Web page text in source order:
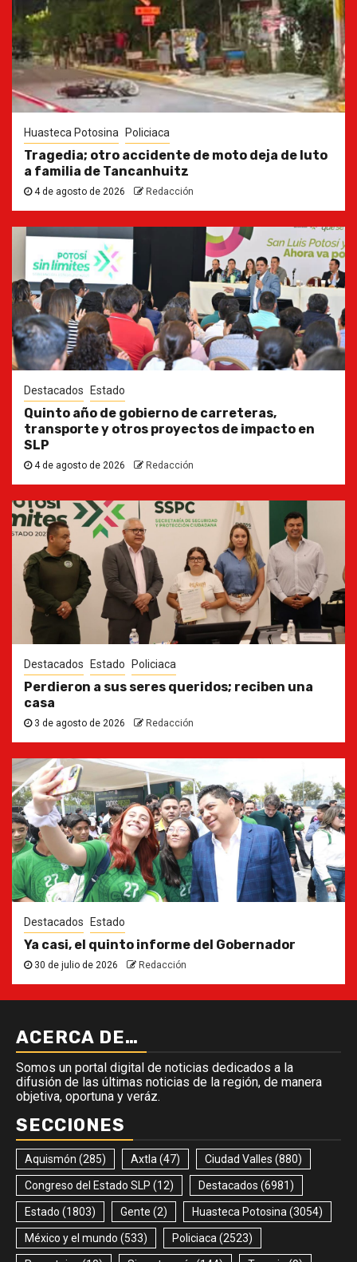
Huasteca Potosina Policiaca
Tragedia; otro accidente de moto deja de luto
a familia de Tancanhuitz
4 de agosto de 2026 Redacción
Destacados Estado
Quinto año de gobierno de carreteras,
transporte y otros proyectos de impacto en
SLP
4 de agosto de 2026 Redacción
Destacados Estado Policiaca
Perdieron a sus seres queridos; reciben una
casa
3 de agosto de 2026 Redacción
Destacados Estado
Ya casi, el quinto informe del Gobernador
30 de julio de 2026 Redacción
ACERCA DE…
Somos un portal digital de noticias dedicados a la
difusión de las últimas noticias de la región, de manera
objetiva, oportuna y veráz.
SECCIONES
Aquismón (285) Axtla(47) Ciudad Valles (880)
Congreso del Estado SLP (12) Destacados (6981)
Estado (1803) Gente (2) Huasteca Potosina(3054)
México y el mundo (533) Policiaca(2523)